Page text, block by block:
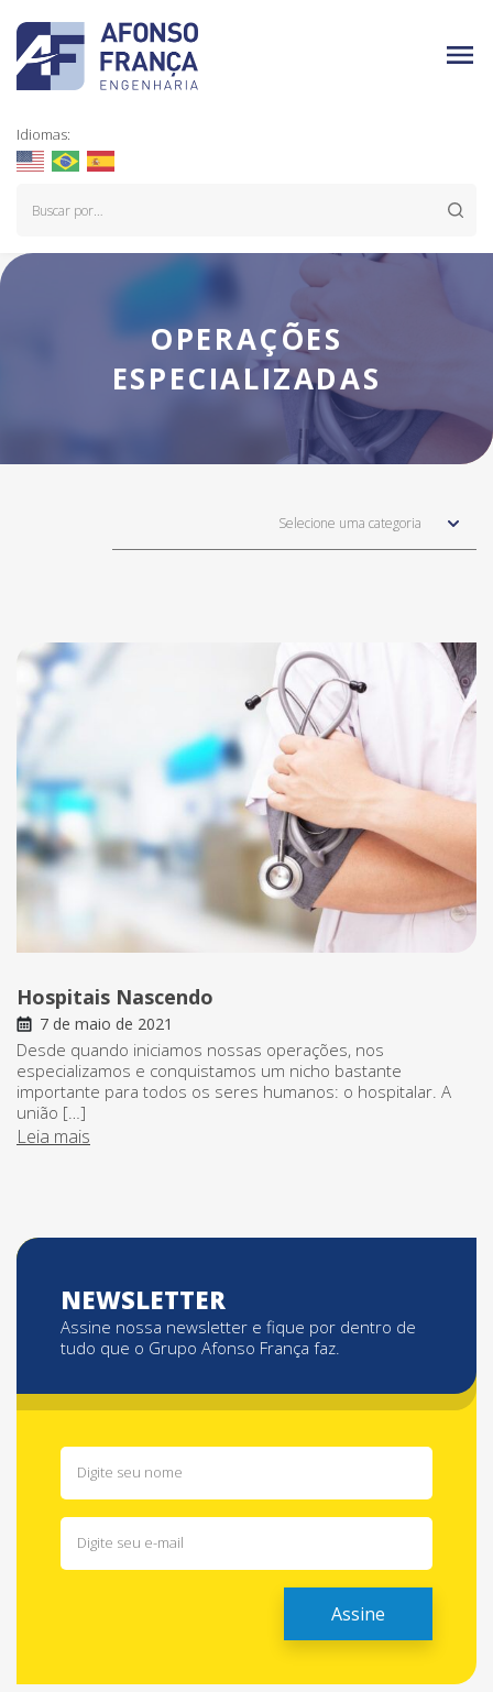
Idiomas:
OPERAÇÕES
ESPECIALIZADAS
Selecione uma categoria
Hospitais Nascendo
7 de maio de 2021
Desde quando iniciamos nossas operações, nos
especializamos e conquistamos um nicho bastante
importante para todos os seres humanos: o hospitalar. A
união […]
Leia mais
NEWSLETTER
Assine nossa newsletter e fique por dentro de
tudo que o Grupo Afonso França faz.